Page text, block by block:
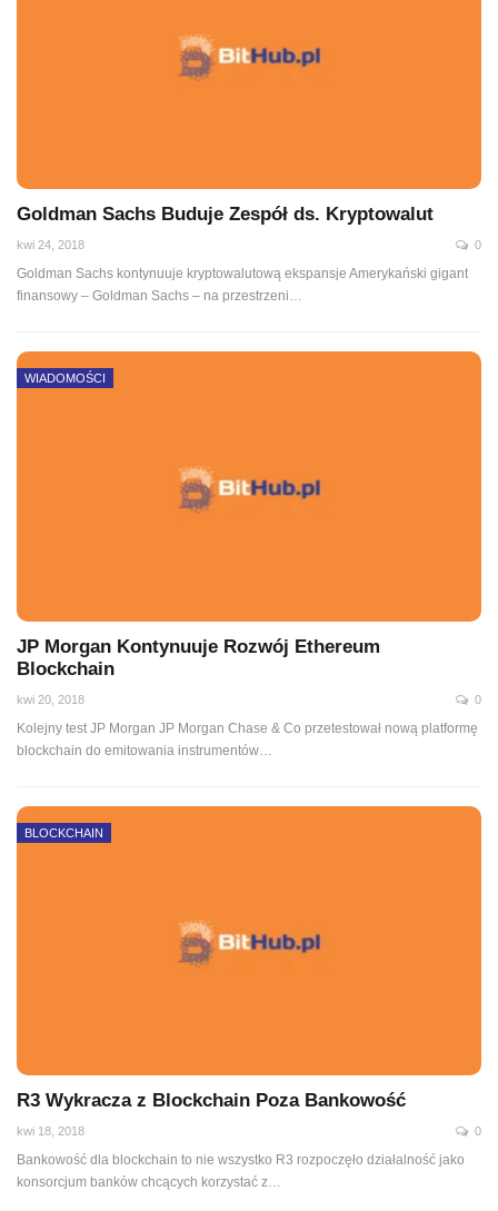
Goldman Sachs Buduje Zespół ds. Kryptowalut
kwi 24, 2018 0
Goldman Sachs kontynuuje kryptowalutową ekspansje Amerykański gigant
finansowy – Goldman Sachs – na przestrzeni…
WIADOMOŚCI
JP Morgan Kontynuuje Rozwój Ethereum
Blockchain
kwi 20, 2018 0
Kolejny test JP Morgan JP Morgan Chase & Co przetestował nową platformę
blockchain do emitowania instrumentów…
BLOCKCHAIN
R3 Wykracza z Blockchain Poza Bankowość
kwi 18, 2018 0
Bankowość dla blockchain to nie wszystko R3 rozpoczęło działalność jako
konsorcjum banków chcących korzystać z…